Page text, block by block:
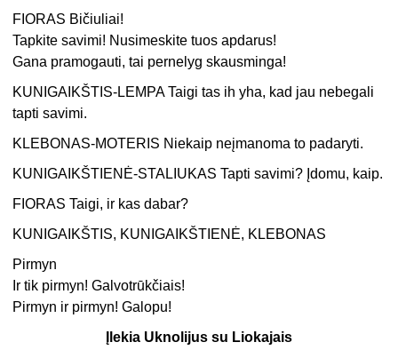
FIORAS Bičiuliai!
Tapkite savimi! Nusimeskite tuos apdarus!
Gana pramogauti, tai pernelyg skausminga!
KUNIGAIKŠTIS-LEMPA Taigi tas ih yha, kad jau nebegali
tapti savimi.
KLEBONAS-MOTERIS Niekaip neįmanoma to padaryti.
KUNIGAIKŠTIENĖ-STALIUKAS Tapti savimi? Įdomu, kaip.
FIORAS Taigi, ir kas dabar?
KUNIGAIKŠTIS, KUNIGAIKŠTIENĖ, KLEBONAS
Pirmyn
Ir tik pirmyn! Galvotrūkčiais!
Pirmyn ir pirmyn! Galopu!
Įlekia Uknolijus su Liokajais